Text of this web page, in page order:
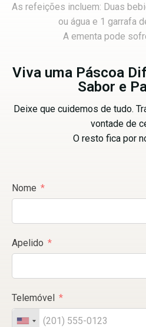
As refeições incluem: Duas
ou água e 1 garrafa
A ementa pode
Viva uma Páscoa
Sabor e
Deixe que cuidemos de tudo.
vontade de
O resto fica por
Nome
Apelido
Telemóvel